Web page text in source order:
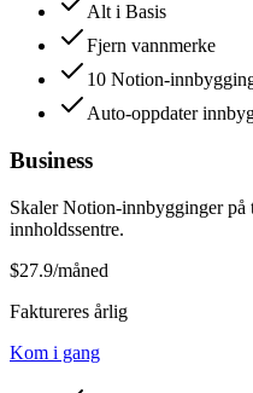
Alt i Basis
Fjern vannmerke
10 Notion-
Auto-oppdater
Business
Skaler Notion-innbygginger på
innholdssentre.
$27.9/måned
Faktureres årlig
Kom i gang